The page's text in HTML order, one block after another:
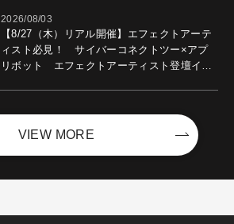
2026/08/03
【8/27（木）リアル開催】エフェクトアーテ
ィスト必見！ サイバーコネクトツー×アプ
リボット エフェクトアーティスト登壇イベ
VIEW MORE